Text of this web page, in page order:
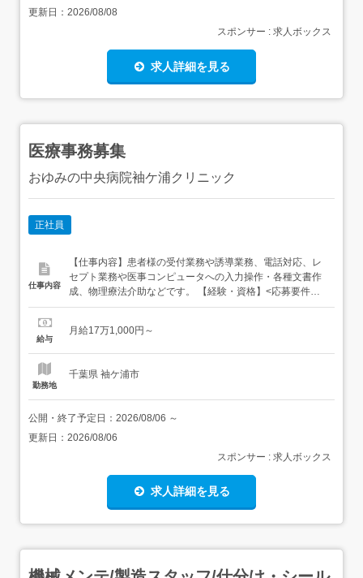
更新日： 2026/08/08
スポンサー : 求人ボックス
求人詳細を見る
医療事務募集
おゆみの中央病院袖ケ浦クリニック
正社員
仕事内容
【仕事内容】患者様の受付業務や誘導業務、電話対応、レ
セプト業務や医事コンピュータへの入力操作・各種文書作
成、物理療法介助などです。 【経験・資格】<応募要件
>Word・Excel等パソコンの基本操作ができる方 【給与】
円以上(基本給150,000円+主要手当28,000円)・短大・専門
給与
月給17万1,000円～
勤務地
千葉県 袖ケ浦市
公開・終了予定日： 2026/08/06 ～
更新日： 2026/08/06
スポンサー : 求人ボックス
求人詳細を見る